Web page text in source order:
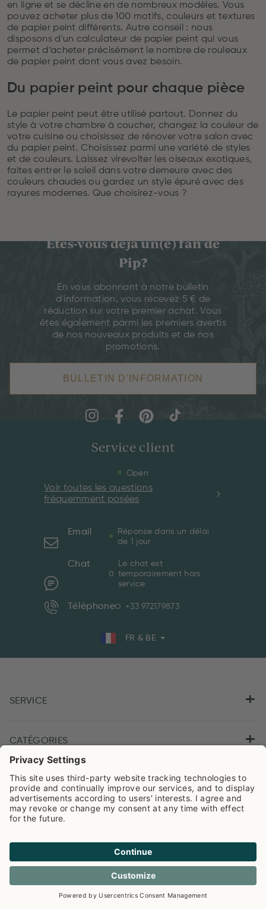
en ligne et se décline en de nombreux modèles. Vous
pouvez acheter plus de 100 motifs, couleurs et textures
de papier peint différents. Autre conseil : nous
disposons d'un calculateur de papier peint qui vous
permet d’acheter précisément le nombre de rouleaux
de papier peint dont vous avez besoin.
Du papier peint pour chaque pièce
Le papier peint peut être utilisé partout. Donnez du
style à votre chambre à coucher, changez la couleur de
votre cuisine ou choisissez de rénover votre salon avec
du papier peint. Choisissez parmi une variété de styles
et de couleurs. Laissez virevolter les oiseaux exotiques,
faites entrer le soleil dans votre demeure avec des
couleurs chaudes ou gardez un style épuré avec des
rayures modernes. Que choisirez-vous ?
Êtes-vous déjà un(e) fan de
Pip?
En vous abonnant à notre bulletin
d'information, vous recevez 5 € de
réduction sur votre premier achat. Vous
êtes également parmi les premiers avertis
de nos nouveaux produits et de nos
promotions.
BULLETIN D'INFORMATION
Service client
Open
Voir toutes les questions
fréquemment posées
Email
Réponse dans un délai
de 1 jour
Chat
Le chat est
temporairement hors
service
Téléphone +33 972179873
FR & BE
SERVICE
CATÉGORIES
QUI SOMMES-NOUS ?